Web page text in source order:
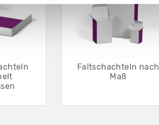
Faltschachteln nach
Maß